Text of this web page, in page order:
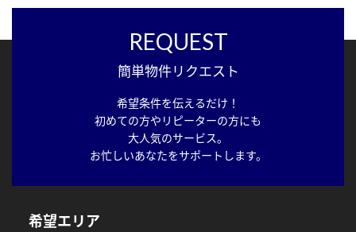
REQUEST
簡単物件リクエスト
希望条件を伝えるだけ！
初めての方やリピーターの方にも
大人気のサービス。
お忙しいあなたをサポートします。
希望エリア